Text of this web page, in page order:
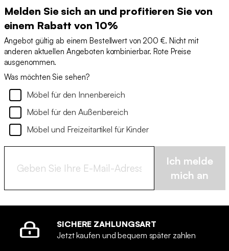
Melden Sie sich an und profitieren Sie von
einem Rabatt von 10%
Angebot gültig ab einem Bestellwert von 200 €. Nicht mit
anderen aktuellen Angeboten kombinierbar. Rote Preise
ausgenommen.
Was möchten Sie sehen?
Möbel für den Innenbereich
Möbel für den Außenbereich
Möbel und Freizeitartikel für Kinder
Ich melde
mich an
SICHERE ZAHLUNGSART
Jetzt kaufen und bequem später zahlen